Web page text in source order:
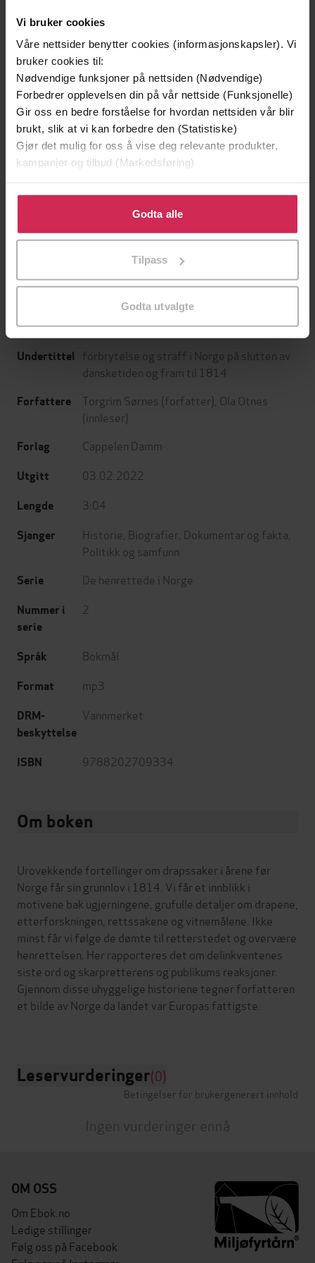
Vi bruker cookies
Våre nettsider benytter cookies (informasjonskapsler). Vi
bruker cookies til:
Nødvendige funksjoner på nettsiden (Nødvendige)
Forbedrer opplevelsen din på vår nettside (Funksjonelle)
Gir oss en bedre forståelse for hvordan nettsiden vår blir
brukt, slik at vi kan forbedre den (Statistiske)
Gjør det mulig for oss å vise deg relevante produkter,
kampanjer og tilbud (Markedsføring)
Klikk på «Godta alle» for å gi oss ditt samtykke til å
bruke cookies for alle disse formålene. Du kan også
tilpasse ditt samtykke til spesifikke formål ved å klikke
Godta alle
Tilpass
Godta utvalgte
Minnesota
LYDBOK
Døde sjeler synger ikke
LYDBOK
Undertittel forbrytelse og straff i Norge på slutten av
dansketiden og fram til 1814
Forfattere Torgrim Sørnes (forfatter), Ola Otnes
(innleser)
Forlag Cappelen Damm
Utgitt 03.02.2022
Lengde 3:04
Sjanger Historie Biografier Dokumentar og fakta
Politikk og samfunn
Serie De henrettede i Norge
Nummer i
serie
2
Språk Bokmål
Format mp3
DRM-
beskyttelse
Vannmerket
ISBN 9788202709334
Om boken
Urovekkende fortellinger om drapssaker i årene før
Norge får sin grunnlov i 1814. Vi får et innblikk i
motivene bak ugjerningene, grufulle detaljer om drapene,
etterforskningen, rettssakene og vitnemålene. Ikke
minst får vi følge de dømte til retterstedet og overvære
henrettelsen. Her rapporteres det om delinkventenes
siste ord og skarpretterens og publikums reaksjoner.
Gjennom disse uhyggelige historiene tegner forfatteren
et bilde av Norge da landet var Europas fattigste.
Leservurderinger(0)
Betingelser for brukergenerert innhold
Ingen vurderinger ennå
OM OSS
Om Ebok.no
Ledige stillinger
Følg oss på Facebook